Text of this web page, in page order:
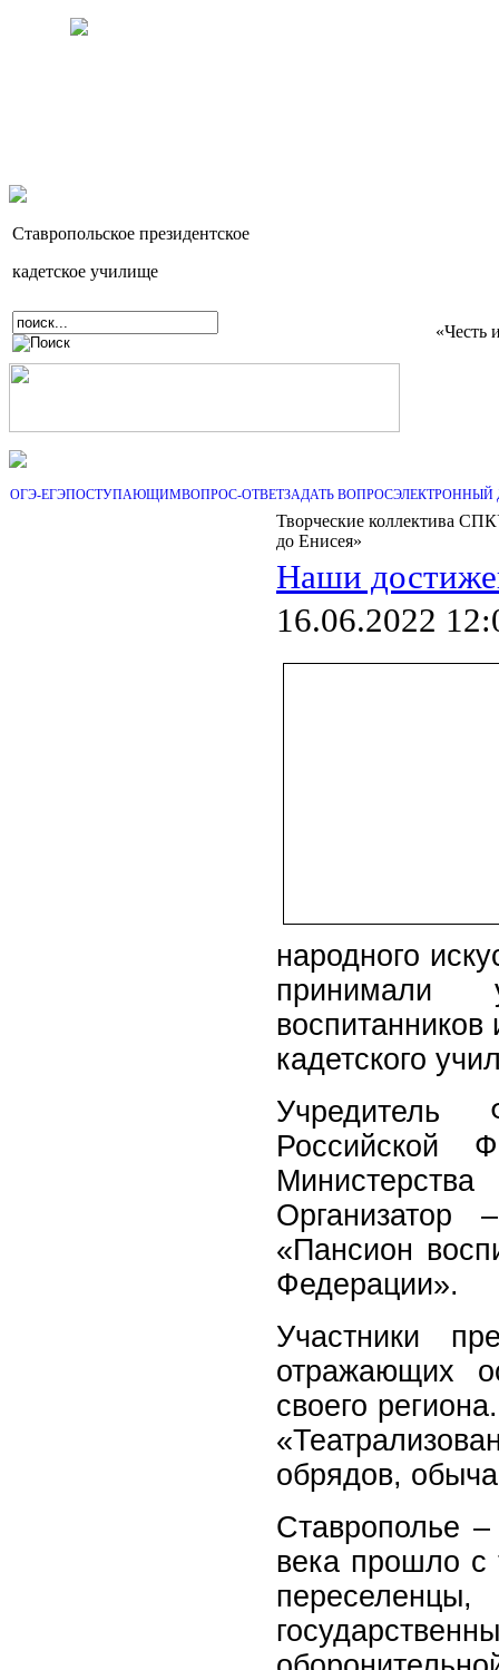
Ставропольское президентское
кадетское училище
«Честь
ОГЭ-ЕГЭПОСТУПАЮЩИМВОПРОС-ОТВЕТЗАДАТЬ ВОПРОСЭЛЕКТРОННЫЙ
Творческие коллектива
до Енисея»
Наши
16.06.2022
народного
принимали
воспитанников
кадетского
Учредитель
Российской
Организатор
«Пансион
Федерации».
Участники
отражающих
своего
обрядов,
Ставрополье
века прошло с